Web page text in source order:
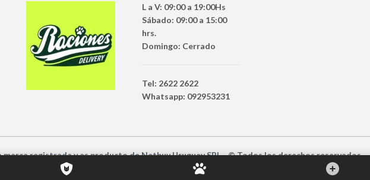
L a V: 09:00 a 19:00Hs
Sábado: 09:00 a 15:00
hrs.
Domingo: Cerrado
Tel: 2622 2622
Whatsapp: 092953231
marca registrada y es productodeNetbuy Uruguay SRL -© Todos los derechos reservados